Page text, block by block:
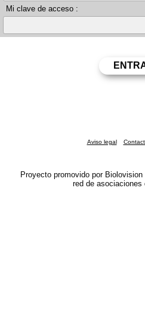
Mi clave de acceso :
Aviso legal
Proyecto promovido por
red de asociaciones